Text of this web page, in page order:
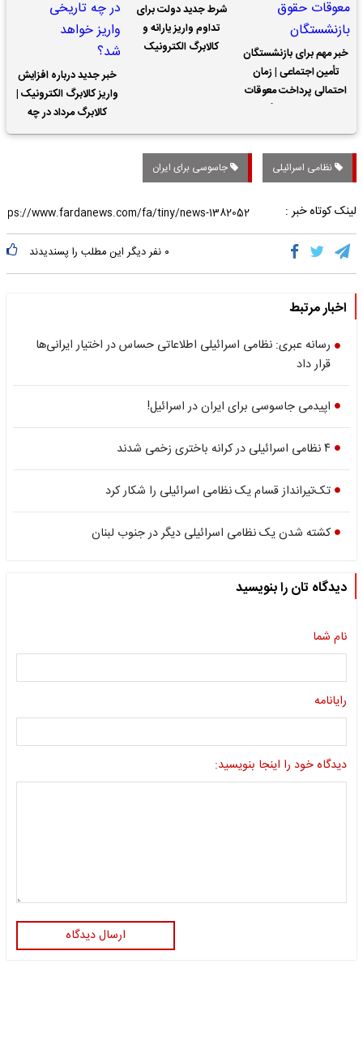
خبر مهم برای بازنشستگان
تأمین اجتماعی | زمان
احتمالی پرداخت معوقات
شرط جدید دولت برای
تداوم واریز یارانه و
کالابرگ الکترونیک
خبر جدید درباره افزایش
واریز کالابرگ الکترونیک |
کالابرگ مرداد در چه
تاریخی واریز خواهد شد؟
نظامی اسرائیلی جاسوسی برای ایران
لینک کوتاه خبر :
۰ نفر دیگر این مطلب را پسندیدند
اخبار مرتبط
رسانه عبری: نظامی اسرائیلی اطلاعاتی حساس در اختیار ایرانی‌ها
قرار داد
اپیدمی جاسوسی برای ایران در اسرائیل!
۴ نظامی اسرائیلی در کرانه باختری زخمی شدند
تک‌تیرانداز قسام یک نظامی اسرائیلی را شکار کرد
کشته شدن یک نظامی اسرائیلی دیگر در جنوب لبنان
دیدگاه تان را بنویسید
نام شما
رایانامه
دیدگاه خود را اینجا بنویسید:
ارسال دیدگاه